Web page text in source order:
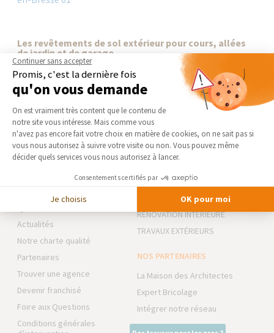
Les revêtements de sol extérieur pour cours, allées
de jardin et de garage...
Pour l'aménagement extérieur, on opte pour des revêtements
de sol esthétiques mais surtout solides, faciles à entretenir et
résistants aux intempéries. Ils peuvent...
BRESSE | AMBÉRIEU-EN-BUGEY
Actualités
Notre charte qualité
Partenaires
Trouver une agence
Devenir franchisé
Foire aux Questions
Conditions générales
D’INTERVENTION
RÉNOVATION INTÉRIEURE
TRAVAUX EXTÉRIEURS
NOS PARTENAIRES
La Maison des Architectes
Expert Bricolage
Intégrer notre réseau
Continuer sans accepter
Promis, c'est la dernière fois
qu'on vous demande
Plateforme de Gestion du
On est vraiment très content que le contenu de
notre site vous intéresse. Mais comme vous
n'avez pas encore fait votre choix en matière de cookies, on ne sait pas si
vous nous autorisez à suivre votre visite ou non. Vous pouvez même
décider quels services vous nous autorisez à lancer.
Consentements certifiés par
Je choisis OK pour moi
Axeptio consent